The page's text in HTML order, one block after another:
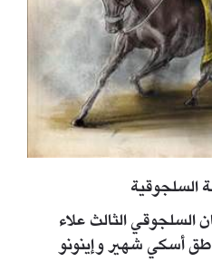
السلجوقية
السلجوقي الثالث علاء
أسكي شهير وإينونو